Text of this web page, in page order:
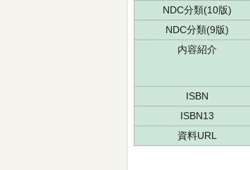
NDC分類(10版)
NDC分類(9版)
内容紹介
ISBN
ISBN13
資料URL